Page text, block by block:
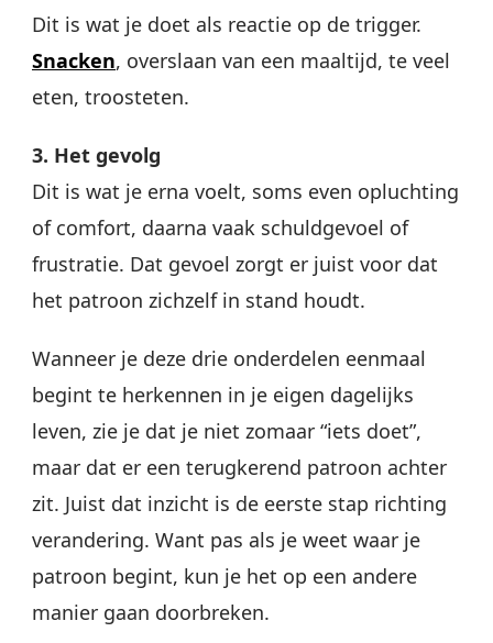
Dit is wat je doet als reactie op de trigger.
Snacken, overslaan van een maaltijd, te veel
eten, troosteten.
3. Het gevolg
Dit is wat je erna voelt, soms even opluchting
of comfort, daarna vaak schuldgevoel of
frustratie. Dat gevoel zorgt er juist voor dat
het patroon zichzelf in stand houdt.
Wanneer je deze drie onderdelen eenmaal
begint te herkennen in je eigen dagelijks
leven, zie je dat je niet zomaar “iets doet”,
maar dat er een terugkerend patroon achter
zit. Juist dat inzicht is de eerste stap richting
verandering. Want pas als je weet waar je
patroon begint, kun je het op een andere
manier gaan doorbreken.